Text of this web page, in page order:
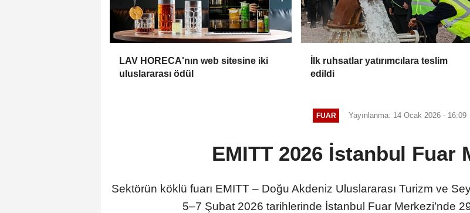
LAV HORECA'nın web sitesine iki
uluslararası ödül
İlk ruhsatlar yatırımcılara teslim
edildi
FUAR Yayınlanma: 14 Ocak 2026 - 16:09
EMITT 2026 İstanbul Fuar
Sektörün köklü fuarı EMITT – Doğu Akdeniz Uluslararası Turizm ve
5–7 Şubat 2026 tarihlerinde İstanbul Fuar Merkezi’nde